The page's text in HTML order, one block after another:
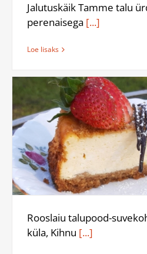
Jalutuskäik Tamme talu
perenaisega [...]
Loe lisaks
Rooslaiu talupood-
küla, Kihnu [...]